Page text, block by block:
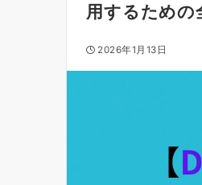
用するための
2026年1月13日